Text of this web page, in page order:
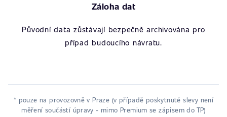
Záloha dat
Původní data zůstávají bezpečně archivována pro
případ budoucího návratu.
* pouze na provozovně v Praze (v případě poskytnuté slevy není
měření součástí úpravy - mimo Premium se zápisem do TP)